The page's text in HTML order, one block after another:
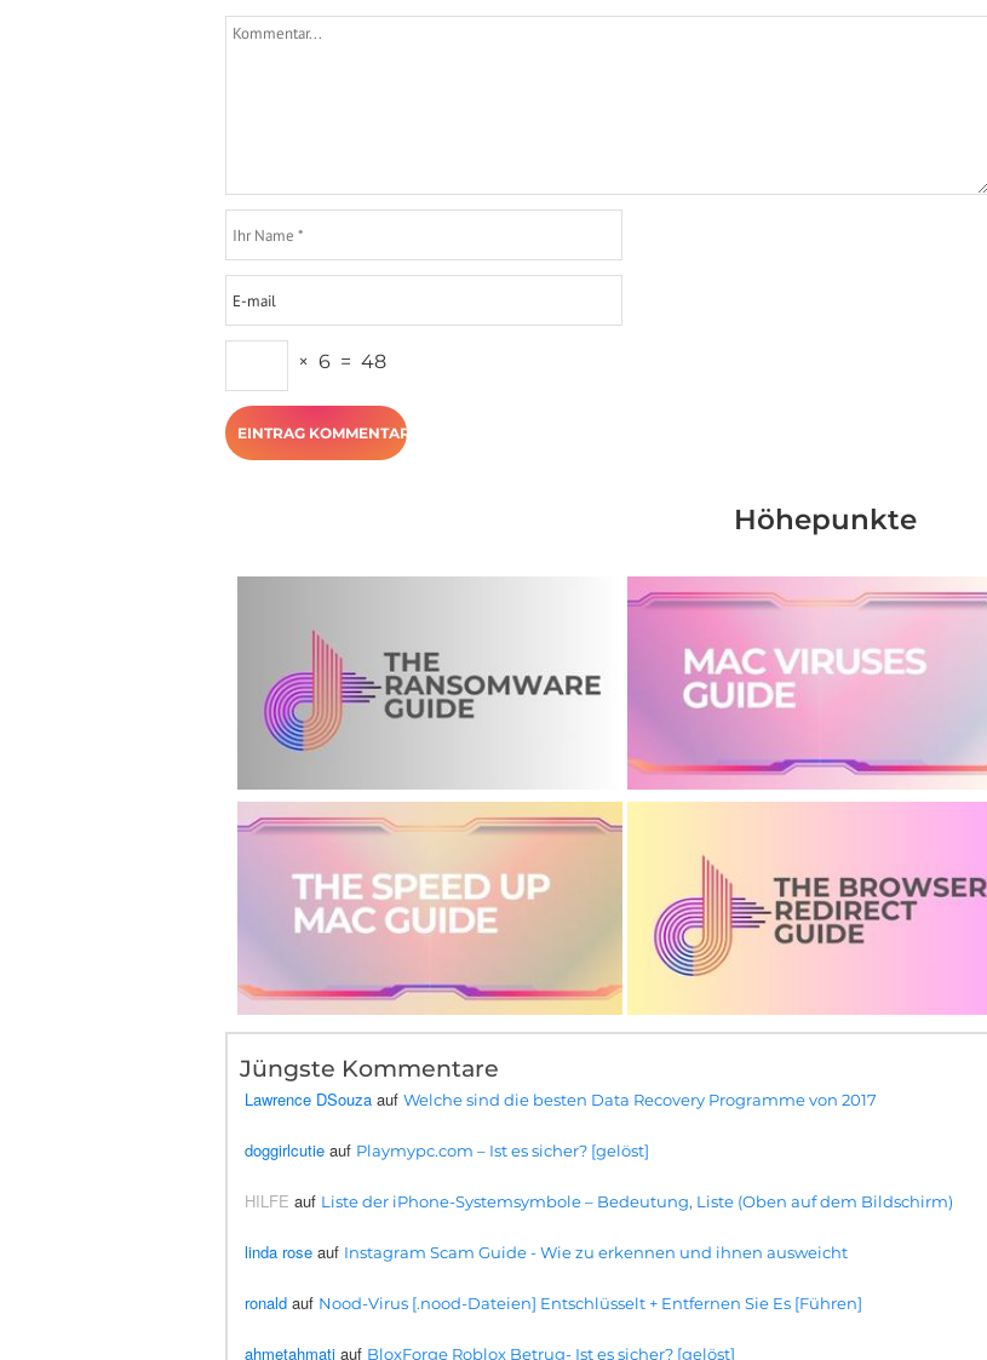
× 6 = 48
Höhepunkte
Jüngste Kommentare
Lawrence DSouza auf Welche sind die besten Data Recovery Programme von 2017
doggirlcutie auf Playmypc.com – Ist es sicher? [gelöst]
HILFE auf Liste der iPhone-Systemsymbole – Bedeutung, Liste (Oben auf dem Bildschirm)
linda rose auf Instagram Scam Guide - Wie zu erkennen und ihnen ausweicht
ronald auf Nood-Virus [.nood-Dateien] Entschlüsselt + Entfernen Sie Es [Führen]
ahmetahmati auf BloxForge Roblox Betrug- Ist es sicher? [gelöst]